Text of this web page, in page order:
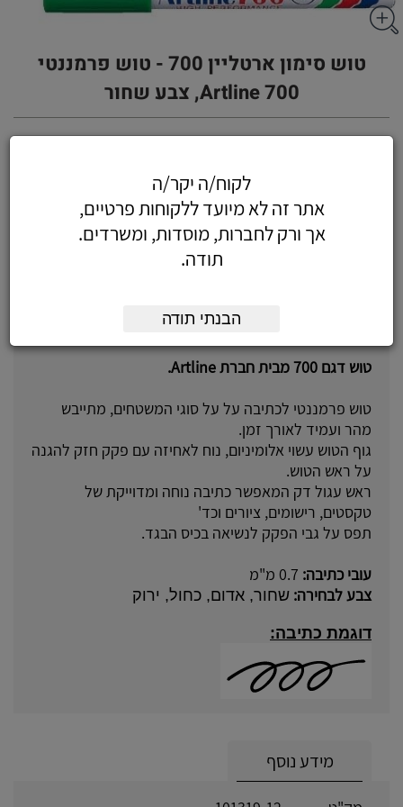
טוש סימון ארטליין 700 - טוש פרמננטי
Artline 700, צבע שחור
טוש דגם 700 מבית חברת Artline.
טוש פרמננטי לכתיבה על על סוגי המשטחים, מתייבש
מהר ועמיד לאורך זמן.
גוף הטוש עשוי אלומיניום, נוח לאחיזה עם פקק חזק להגנה
על ראש הטוש.
ראש עגול דק המאפשר כתיבה נוחה ומדוייקת של
טקסטים, רישומים, ציורים וכד'
תפס על גבי הפקק לנשיאה בכיס הבגד.
עובי כתיבה: 0.7 מ"מ
צבע לבחירה: שחור, אדום, כחול, ירוק
דוגמת כתיבה:
מידע נוסף
לקוח/ה יקר/ה
אתר זה לא מיועד ללקוחות פרטיים,
אך ורק לחברות, מוסדות, ומשרדים.
תודה.
הבנתי תודה